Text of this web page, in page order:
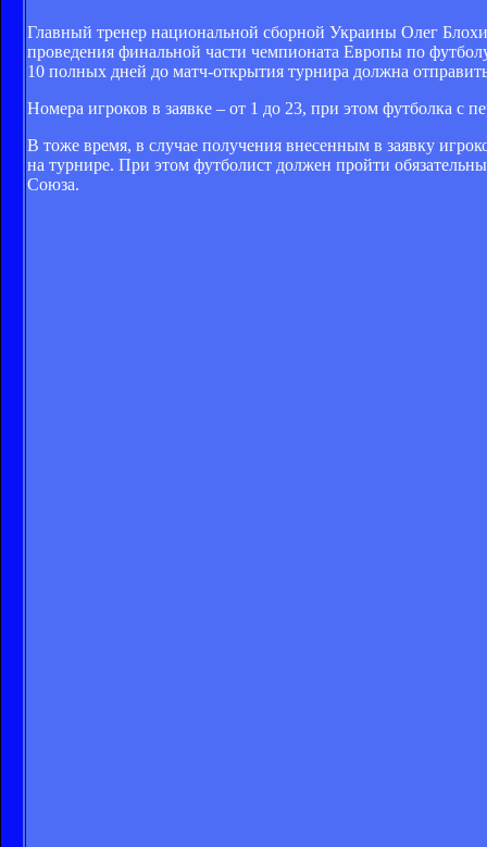
Главный тренер национальной сборной Украины Олег
проведения финальной части чемпионата Европы по
10 полных дней до матч-открытия турнира должна
Номера игроков в заявке – от 1 до 23, при этом футболка
В тоже время, в случае получения внесенным в заявку
на турнире. При этом футболист должен пройти
Союза.